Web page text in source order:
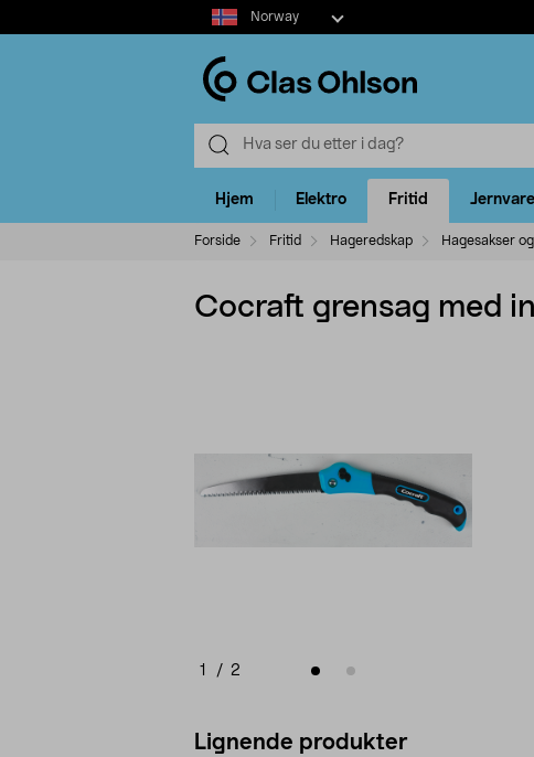
Select
market
Norway
Hjem Elektro Fritid Jernvare
Forside Fritid Hageredskap Hagesakser
Cocraft grensag med
1 / 2
Lignende produkter